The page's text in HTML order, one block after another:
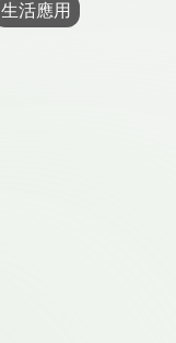
生活應用